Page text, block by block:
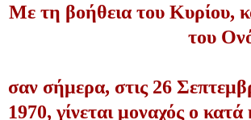
Με τη βοήθεια του Κυρίου,
του
σαν σήμερα, στις 26
1970, γίνεται μοναχός ο